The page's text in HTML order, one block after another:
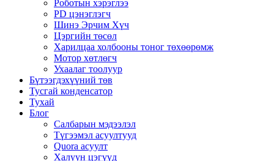
Роботын хэрэглээ
PD цэнэглэгч
Шинэ Эрчим Хүч
Цэргийн төсөл
Харилцаа холбооны тоног төхөөрөмж
Мотор хөтлөгч
Ухаалаг тоолуур
Бүтээгдэхүүний төв
Тусгай конденсатор
Тухай
Блог
Салбарын мэдээлэл
Түгээмэл асуултууд
Quora асуулт
Халуун цэгүүд